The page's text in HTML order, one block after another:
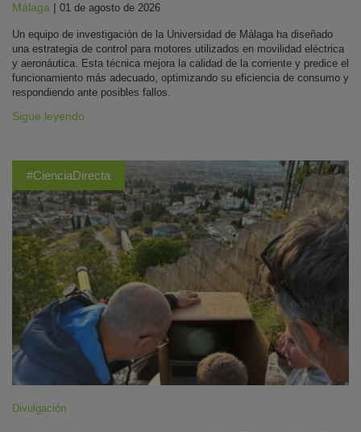
Málaga | 01 de agosto de 2026
Un equipo de investigación de la Universidad de Málaga ha diseñado
una estrategia de control para motores utilizados en movilidad eléctrica
y aeronáutica. Esta técnica mejora la calidad de la corriente y predice el
funcionamiento más adecuado, optimizando su eficiencia de consumo y
respondiendo ante posibles fallos.
Sigue leyendo
#CienciaDirecta
Divulgación